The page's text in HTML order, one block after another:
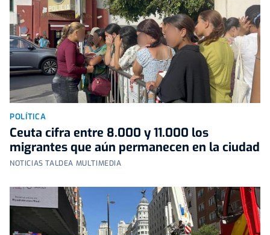
POLÍTICA
Ceuta cifra entre 8.000 y 11.000 los
migrantes que aún permanecen en la ciudad
NOTICIAS TALDEA MULTIMEDIA